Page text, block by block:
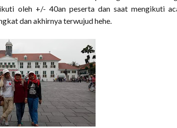
oleh +/- 40an peserta dan saat mengikuti
dan akhirnya terwujud hehe.